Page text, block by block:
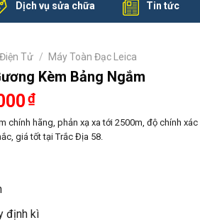
Dịch vụ sửa chữa Tin tức
Tử / Máy Toàn Đạc Leica
Kèm Bảng Ngắm
₫Giá
tại
là:
1.200.000₫.
chính hãng, phản xạ xa tới 2500m, độ chính xác
giá tốt tại Trắc Địa 58.
định kì